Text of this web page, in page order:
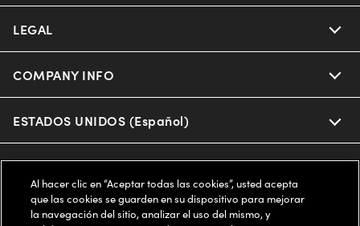
Miu Miu
Prada
Michael Kors
Eyewear Trends
Our Lenses
Insurance
Help Center
Online Order Status
Frame Advisor
LEGAL
Privacy Policy
Terms of Use
Notice of Financial Incentive
Independent Doctor's Notice
COMPANY INFO
About us
Accessibility
Our Flagship Stores
ESTADOS UNIDOS (Español)
Buy now, pay later with Klarna*, Affirm or Cash App Afterpay.
Al hacer clic en “Aceptar todas las cookies”, usted acepta
que las cookies se guarden en su dispositivo para mejorar
la navegación del sitio, analizar el uso del mismo, y